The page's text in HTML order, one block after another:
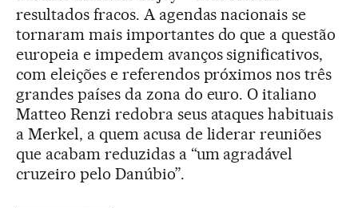
resultados fracos. A agendas nacionais se
tornaram mais importantes do que a questão
europeia e impedem avanços significativos,
com eleições e referendos próximos nos três
grandes países da zona do euro. O italiano
Matteo Renzi redobra seus ataques habituais
a Merkel, a quem acusa de liderar reuniões
que acabam reduzidas a “um agradável
cruzeiro pelo Danúbio”.